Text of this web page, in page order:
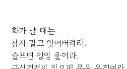
화가 날 때는
참지 말고 잊어버려라.
슬프면 엉엉 울어라.